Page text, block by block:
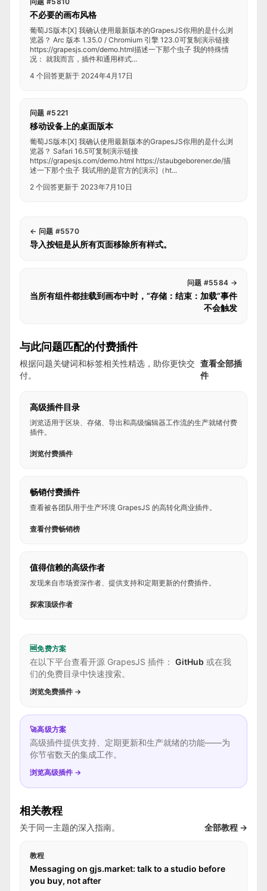
不必要的画布风格
葡萄JS版本[X] 我确认使用最新版本的GrapesJS你用的是什么浏
览器？ Arc 版本 1.35.0 / Chromium 引擎 123.0可复制演示链接
https://grapesjs.com/demo.html描述一下那个虫子 我的特殊情
况： 就我而言，插件和通用样式...
4 个回答更新于 2024年4月17日
问题 #5221
移动设备上的桌面版本
葡萄JS版本[X] 我确认使用最新版本的GrapesJS你用的是什么浏
览器？ Safari 16.5可复制演示链接
https://grapesjs.com/demo.html https://staubgeborener.de/描
述一下那个虫子 我试用的是官方的[演示]（ht...
2 个回答更新于 2023年7月10日
← 问题 #5570
导入按钮是从所有页面移除所有样式。
问题 #5584 →
当所有组件都挂载到画布中时，“存储：结束：加载”事件
不会触发
与此问题匹配的付费插件
根据问题关键词和标签相关性精选，助你更快交
付。
查看全部插
件
高级插件目录
浏览适用于区块、存储、导出和高级编辑器工作流的生产就绪付费
插件。
浏览付费插件
畅销付费插件
查看被各团队用于生产环境 GrapesJS 的高转化商业插件。
查看付费畅销榜
值得信赖的高级作者
发现来自市场资深作者、提供支持和定期更新的付费插件。
探索顶级作者
🆓免费方案
在以下平台查看开源 GrapesJS 插件： GitHub 或在我
们的免费目录中快速搜索。
浏览免费插件 →
🚀高级方案
高级插件提供支持、定期更新和生产就绪的功能——为
你节省数天的集成工作。
浏览高级插件 →
相关教程
关于同一主题的深入指南。 全部教程 →
教程
Messaging on gjs.market: talk to a studio before
you buy, not after